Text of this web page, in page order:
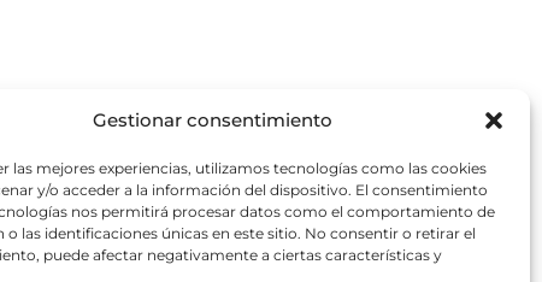
Gestionar consentimiento
las mejores experiencias, utilizamos tecnologías como las cookies
y/o acceder a la información del dispositivo. El consentimiento
nos permitirá procesar datos como el comportamiento de
o las identificaciones únicas en este sitio. No consentir o retirar el
puede afectar negativamente a ciertas características y